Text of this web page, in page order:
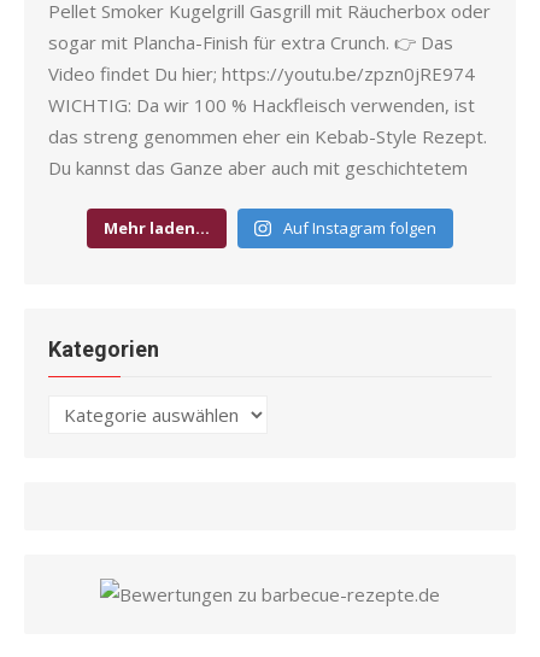
Mehr laden… Auf Instagram folgen
Kategorien
Kategorien